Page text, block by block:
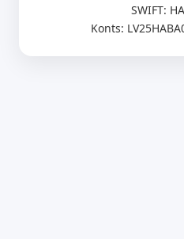
SWIFT:
Konts: